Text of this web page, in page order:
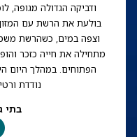
ודביקה הגדולה מגופה,
בולעת את הרשת עם
וצפה במים, כשהרשת
מתחילה את חייה כזכר
הפתוחים. במהלך היום
נודדת
בתי